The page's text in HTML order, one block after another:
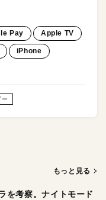
Pay Apple TV
iPhone
ー
もっと見る
を考察。ナイトモード